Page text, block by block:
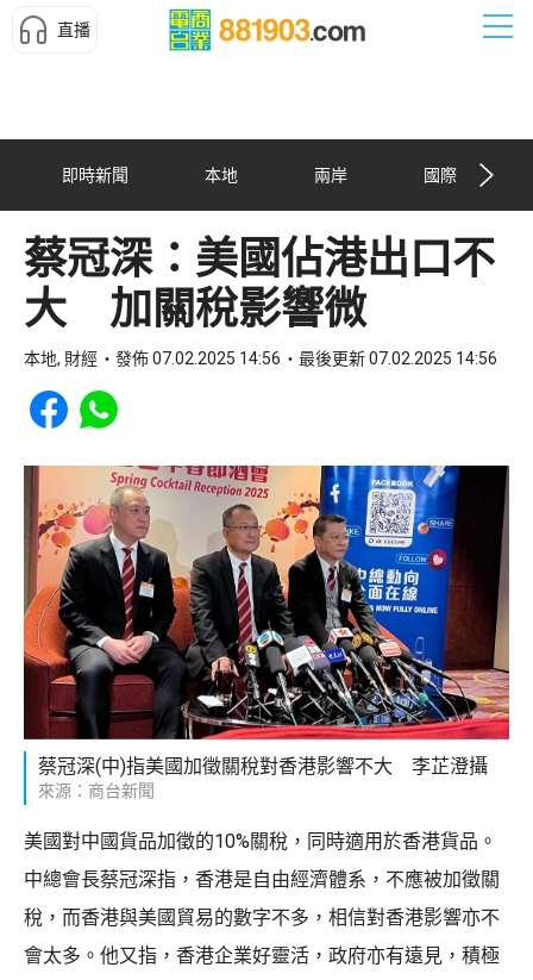
直播
即時新聞 本地 兩岸 國際
蔡冠深：美國佔港出口不
大 加關稅影響微
本地, 財經 發佈 07.02.2025 14:56 最後更新 07.02.2025 14:56
Share to Facebook
Share to WhatsApp
蔡冠深(中)指美國加徵關稅對香港影響不大 李芷澄攝
來源：商台新聞
美國對中國貨品加徵的10%關稅，同時適用於香港貨品。
中總會長蔡冠深指，香港是自由經濟體系，不應被加徵關
稅，而香港與美國貿易的數字不多，相信對香港影響亦不
會太多。他又指，香港企業好靈活，政府亦有遠見，積極